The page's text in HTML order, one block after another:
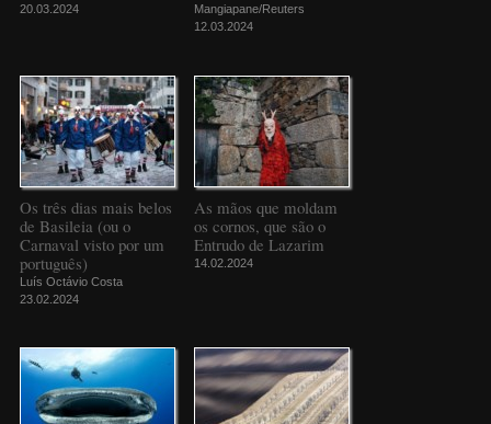
20.03.2024
Mangiapane/Reuters
12.03.2024
Os três dias mais belos
de Basileia (ou o
Carnaval visto por um
português)
Luís Octávio Costa
23.02.2024
As mãos que moldam
os cornos, que são o
Entrudo de Lazarim
14.02.2024